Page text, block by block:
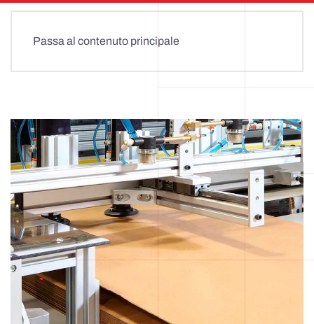
Passa al contenuto principale